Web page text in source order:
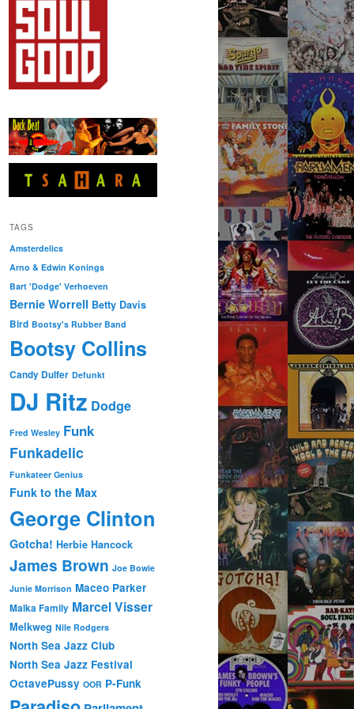
TAGS
Amsterdelics
Arno & Edwin Konings
Bart 'Dodge' Verhoeven
Bernie Worrell Betty Davis
Bird Bootsy's Rubber Band
Bootsy Collins
Candy Dulfer Defunkt
DJ Ritz Dodge
Fred Wesley Funk
Funkadelic
Funkateer Genius
Funk to the Max
George Clinton
Gotcha! Herbie Hancock
James Brown Joe Bowie
Junie Morrison Maceo Parker
Malka Family Marcel Visser
Melkweg Nile Rodgers
North Sea Jazz Club
North Sea Jazz Festival
OctavePussy OOR P-Funk